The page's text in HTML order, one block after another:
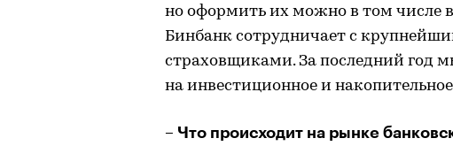
но оформить их можно в том числе
Бинбанк сотрудничает с
страховщиками. За последний год
на инвестиционное и
– Что происходит на рынке